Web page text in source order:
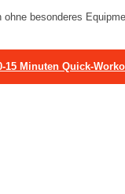
ohne besonderes
15 Minuten Quick-